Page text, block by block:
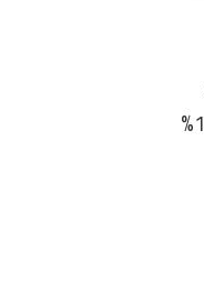
على شهادة “القمة” الثلاثية ذات العائد الثابت. بعد أن كان العائد 17.25%، أصبح الآن 17.75%